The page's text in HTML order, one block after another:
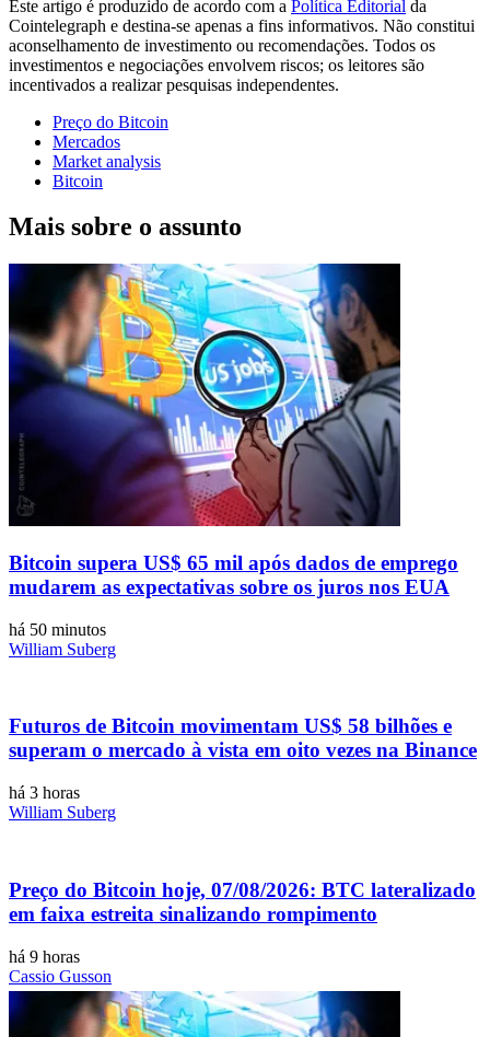
Este artigo é produzido de acordo com a Política Editorial da
Cointelegraph e destina-se apenas a fins informativos. Não constitui
aconselhamento de investimento ou recomendações. Todos os
investimentos e negociações envolvem riscos; os leitores são
incentivados a realizar pesquisas independentes.
Preço do Bitcoin
Mercados
Market analysis
Bitcoin
Mais sobre o assunto
Bitcoin supera US$ 65 mil após dados de emprego
mudarem as expectativas sobre os juros nos EUA
há 50 minutos
William Suberg
Futuros de Bitcoin movimentam US$ 58 bilhões e
superam o mercado à vista em oito vezes na Binance
há 3 horas
William Suberg
Preço do Bitcoin hoje, 07/08/2026: BTC lateralizado
em faixa estreita sinalizando rompimento
há 9 horas
Cassio Gusson